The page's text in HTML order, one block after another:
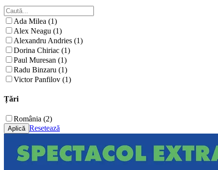
Ada Milea (1)
Alex Neagu (1)
Alexandru Andries (1)
Dorina Chiriac (1)
Paul Muresan (1)
Radu Binzaru (1)
Victor Panfilov (1)
Țări
România (2)
Resetează